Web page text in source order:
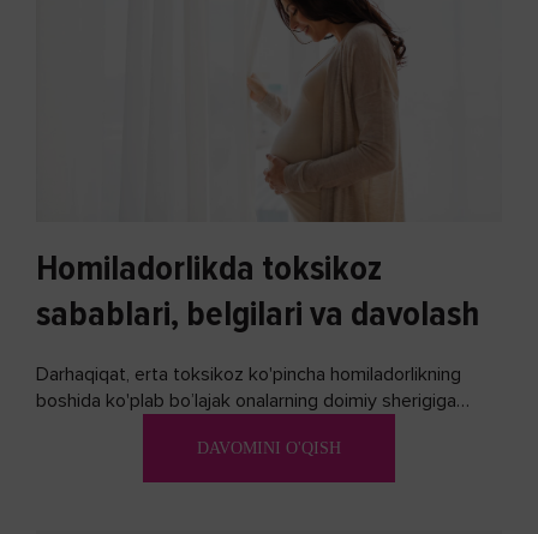
Homiladorlikda toksikoz
sabablari, belgilari va davolash
Darhaqiqat, erta toksikoz ko'pincha homiladorlikning
boshida ko'plab bo’lajak onalarning doimiy sherigiga
biron bir usuli bormi?DAVOMINI O'QISH